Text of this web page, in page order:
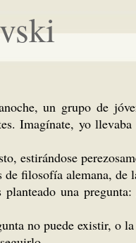
un grupo de
Imagínate, yo
estirándose
de filosofía alemana,
una
no puede existir, o la